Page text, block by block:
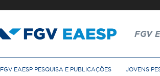
FGV
FGV EAESP PESQUISA E PUBLICAÇÕES JOVENS